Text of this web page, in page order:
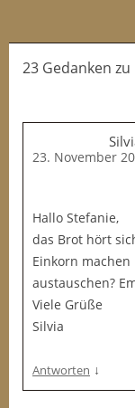
23 Gedanken zu
23. November
Hallo Stefanie,
das Brot hört
Einkorn
austauschen?
Viele Grüße
Silvia
Antworten ↓